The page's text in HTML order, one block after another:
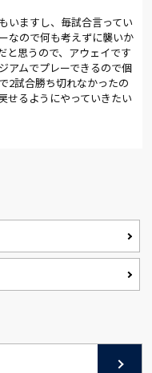
いますし、毎試合言ってい
なので何も考えずに襲いか
と思うので、アウェイです
アムでプレーできるので個
2試合勝ち切れなかったの
せるようにやっていきたい